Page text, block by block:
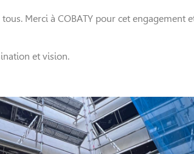
Merci à COBATY pour cet engagement
et vision.